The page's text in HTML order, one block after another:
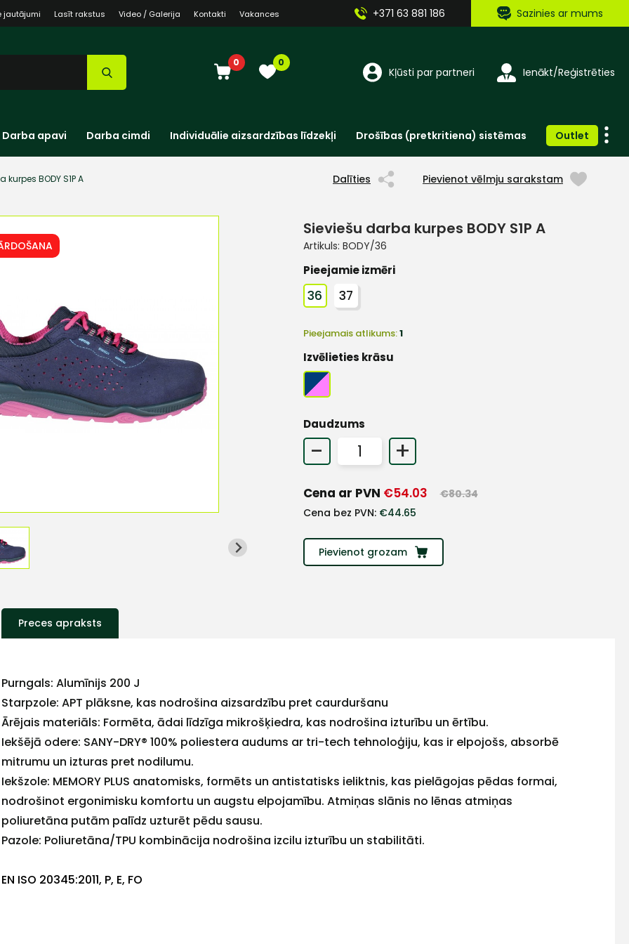
jautājumi Lasīt rakstus Video / Galerija Kontakti Vakances +371 63 881 186 Sazinies ar mums
0 0
Kļūsti par partneri Ienākt/Reģistrēties
Darba apavi Darba cimdi Individuālie aizsardzības līdzekļi Drošības (pretkritiena) sistēmas Outlet
BODY S1P A Dalīties Pievienot vēlmju sarakstam
Sieviešu darba kurpes BODY S1P A
Artikuls: BODY/36
Pieejamie izmēri
36 37
Pieejamais atlikums:1
Izvēlieties krāsu
Daudzums
- +
Cena ar PVN €54.03 €80.34
Cena bez PVN: €44.65
Pievienot grozam
Preces apraksts
Purngals: Alumīnijs 200 J
Starpzole: APT plāksne, kas nodrošina aizsardzību pret caurduršanu
Ārējais materiāls: Formēta, ādai līdzīga mikrošķiedra, kas nodrošina izturību un ērtību.
Iekšējā odere: SANY-DRY® 100% poliestera audums ar tri-tech tehnoloģiju, kas ir elpojošs, absorbē
mitrumu un izturas pret nodilumu.
Iekšzole: MEMORY PLUS anatomisks, formēts un antistatisks ieliktnis, kas pielāgojas pēdas formai,
nodrošinot ergonimisku komfortu un augstu elpojamību. Atmiņas slānis no lēnas atmiņas
poliuretāna putām palīdz uzturēt pēdu sausu.
Pazole: Poliuretāna/TPU kombinācija nodrošina izcilu izturību un stabilitāti.
EN ISO 20345:2011, P, E, FO